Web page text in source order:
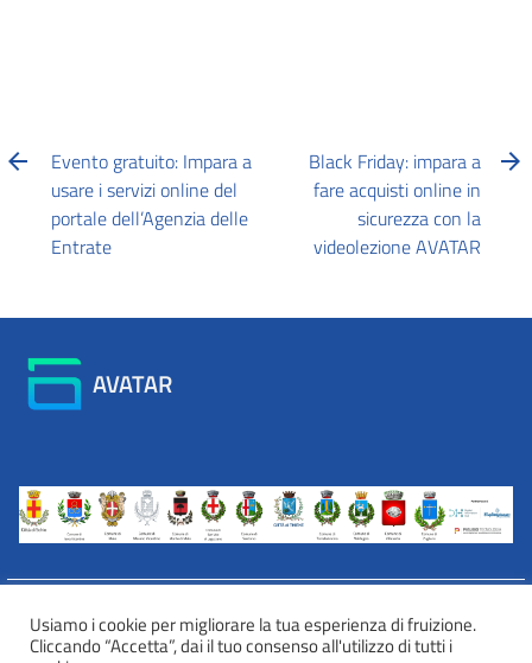
Evento gratuito: Impara a
usare i servizi online del
portale dell’Agenzia delle
Entrate
Black Friday: impara a
fare acquisti online in
sicurezza con la
videolezione AVATAR
AVATAR
INFORMATIVA WEB PRIVACY E COOKIES
Usiamo i cookie per migliorare la tua esperienza di fruizione.
Cliccando “Accetta”, dai il tuo consenso all'utilizzo di tutti i